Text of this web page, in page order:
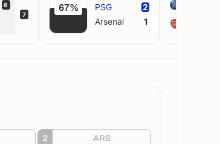
6
7
67% PSG
2
Arsenal
1
2 ARS